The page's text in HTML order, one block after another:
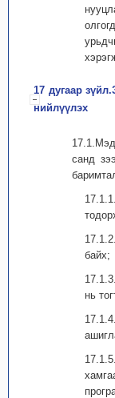
17 дугаар
нийлүүлэх
санд
байх;
нь